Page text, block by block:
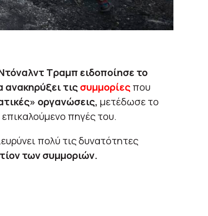
Τραμπ ειδοποίησε το
ανακηρύξει τιςσυμμορίεςπου
οργανώσεις, μετέδωσε το
πηγές του.
πολύ τις δυνατότητες
των συμμοριών.